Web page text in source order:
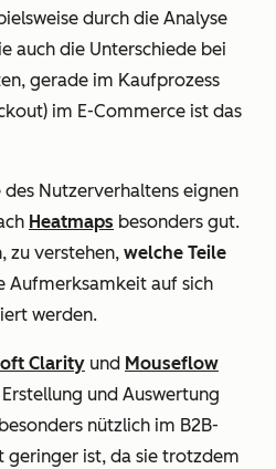
durch die Analyse
auch die Unterschiede bei
gerade im Kaufprozess
im E-Commerce ist das
des Nutzerverhaltens eignen
Heatmaps besonders gut.
zu verstehen, welche Teile
Aufmerksamkeit auf sich
werden.
Clarity und Mouseflow
und Auswertung
nützlich im B2B-
geringer ist, da sie trotzdem